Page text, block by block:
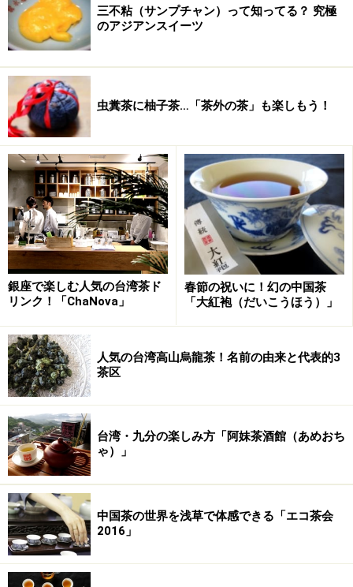
三不粘（サンプチャン）って知ってる？ 究極
のアジアンスイーツ
虫糞茶に柚子茶…「茶外の茶」も楽しもう！
銀座で楽しむ人気の台湾茶ド
リンク！「ChaNova」
春節の祝いに！幻の中国茶
「大紅袍（だいこうほう）」
人気の台湾高山烏龍茶！名前の由来と代表的3
茶区
台湾・九分の楽しみ方「阿妹茶酒館（あめおち
ゃ）」
中国茶の世界を浅草で体感できる「エコ茶会
2016」